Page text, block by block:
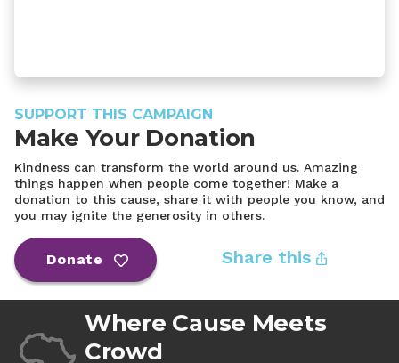
SUPPORT THIS CAMPAIGN
Make Your Donation
Kindness can transform the world around us. Amazing
things happen when people come together! Make a
donation to this cause, share it with people you know, and
you may ignite the generosity in others.
Donate Share this
Where Cause Meets
Crowd